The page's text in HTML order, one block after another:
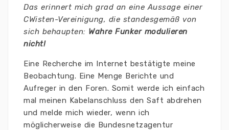
Das erinnert mich grad an eine Aussage einer
CWisten-Vereinigung, die standesgemäß von
sich behaupten: Wahre Funker modulieren
nicht!
Eine Recherche im Internet bestätigte meine
Beobachtung. Eine Menge Berichte und
Aufreger in den Foren. Somit werde ich einfach
mal meinen Kabelanschluss den Saft abdrehen
und melde mich wieder, wenn ich
möglicherweise die Bundesnetzagentur